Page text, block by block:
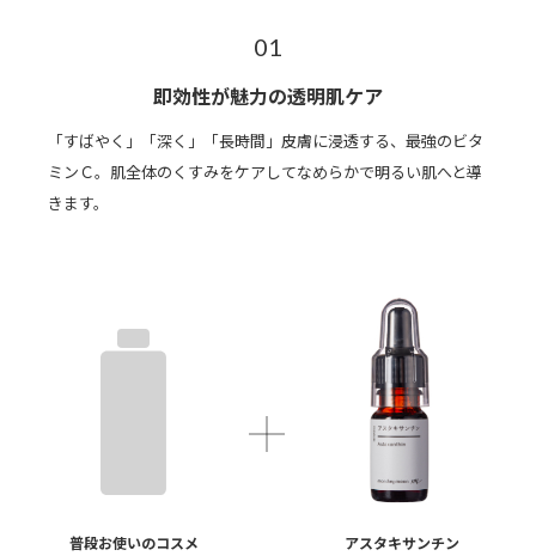
01
即効性が魅力の透明肌ケア
「すばやく」「深く」「長時間」皮膚に浸透する、最強のビタ
ミンＣ。肌全体のくすみをケアしてなめらかで明るい肌へと導
きます。
普段お使いのコスメ アスタキサンチン